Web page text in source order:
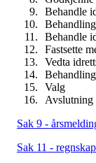
Behandle
Behandle
Fastsette
Vedta
Valg
Avslutning
Sak 9 -
Sak 11 -